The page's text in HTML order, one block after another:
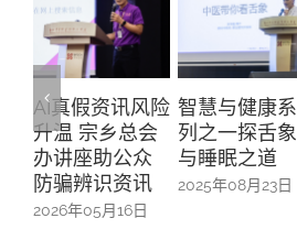
AI真假资讯风险
升温 宗乡总会
办讲座助公众
防骗辨识资讯
2026年05月16日
智慧与健康系
列之一探舌象
与睡眠之道
2025年08月23日